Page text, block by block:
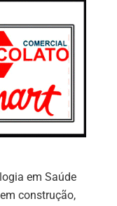
em Saúde
construção,